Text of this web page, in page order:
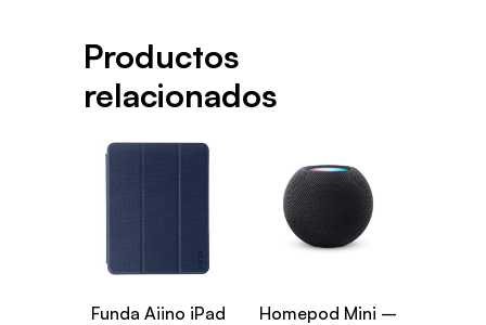
Productos
relacionados
Funda Aiino iPad
Homepod Mini –